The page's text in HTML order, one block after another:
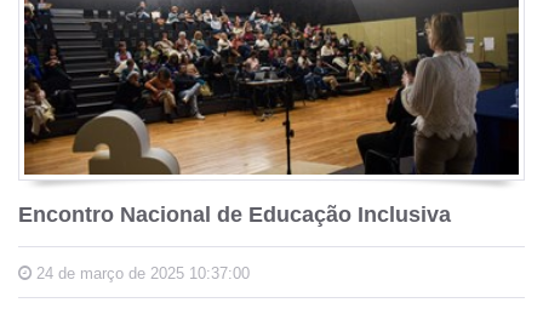
Encontro Nacional de Educação Inclusiva
24 de março de 2025 10:37:00